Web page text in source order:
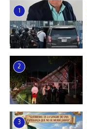
1
2
3